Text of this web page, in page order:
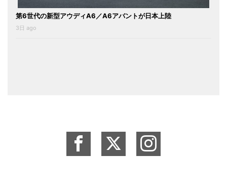
第6世代の新型アウディA6／A6アバントが日本上陸
3日 ago